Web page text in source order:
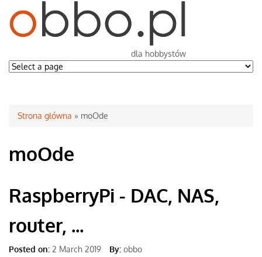
dla hobbystów
Jesteś tutaj
Strona główna » moOde
moOde
RaspberryPi - DAC, NAS,
router, ...
Posted on: 2 March 2019 By: obbo